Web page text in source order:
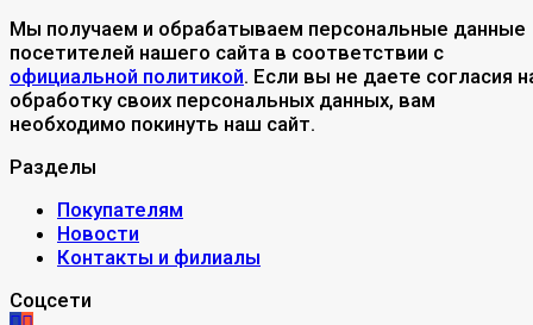
Мы получаем и обрабатываем персональные данные
посетителей нашего сайта в соответствии с
официальной политикой. Если вы не даете согласия
обработку своих персональных данных, вам
необходимо покинуть наш сайт.
Разделы
Покупателям
Новости
Контакты и филиалы
Соцсети